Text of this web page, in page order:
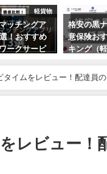
軽貨物
ッチングア
！おすすめ
ークサービ
月24日
格安の黒
意保険お
キング（
2022年10月2
タイムをレビュー！配達員
レビュー！